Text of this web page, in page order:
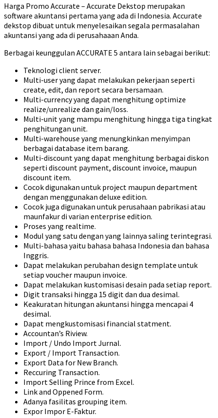
Harga Promo Accurate – Accurate Dekstop merupakan
software akuntansi pertama yang ada di Indonesia. Accurate
dekstop dibuat untuk menyelesaikan segala permasalahan
akuntansi yang ada di perusahaaan Anda.
Berbagai keunggulan ACCURATE 5 antara lain sebagai berikut:
Teknologi client server.
Multi-user yang dapat melakukan pekerjaan seperti
create, edit, dan report secara bersamaan.
Multi-currency yang dapat menghitung optimize
realize/unrealize dan gain/loss.
Multi-unit yang mampu menghitung hingga tiga tingkat
penghitungan unit.
Multi-warehouse yang menungkinkan menyimpan
berbagai database item barang.
Multi-discount yang dapat menghitung berbagai diskon
seperti discount payment, discount invoice, maupun
discount item.
Cocok digunakan untuk project maupun department
dengan menggunakan deluxe edition.
Cocok juga digunakan untuk perusahaan pabrikasi atau
maunfakur di varian enterprise edition.
Proses yang realtime.
Modul yang satu dengan yang lainnya saling terintegrasi.
Multi-bahasa yaitu bahasa bahasa Indonesia dan bahasa
Inggris.
Dapat melakukan perubahan design template untuk
setiap voucher maupun invoice.
Dapat melakukan kustomisasi desain pada setiap report.
Digit transaksi hingga 15 digit dan dua desimal.
Keakuratan hitungan akuntansi hingga mencapai 4
desimal.
Dapat mengkustomisasi financial statment.
Accountan’s Riview.
Import / Undo Import Jurnal.
Export / Import Transaction.
Export Data for New Branch.
Reccuring Transaction.
Import Selling Prince from Excel.
Link and Oppened Form.
Adanya fasilitas grouping item.
Expor Impor E-Faktur.